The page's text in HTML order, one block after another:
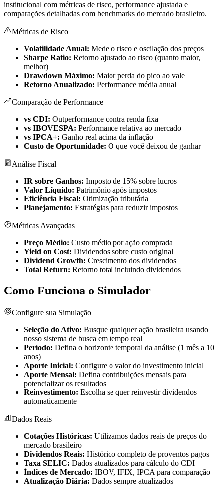
institucional com métricas de risco, performance ajustada e
comparações detalhadas com benchmarks do mercado brasileiro.
Métricas de Risco
Volatilidade Anual: Mede o risco e oscilação dos preços
Sharpe Ratio: Retorno ajustado ao risco (quanto maior,
melhor)
Drawdown Máximo: Maior perda do pico ao vale
Retorno Anualizado: Performance média anual
Comparação de Performance
vs CDI: Outperformance contra renda fixa
vs IBOVESPA: Performance relativa ao mercado
vs IPCA+: Ganho real acima da inflação
Custo de Oportunidade: O que você deixou de ganhar
Análise Fiscal
IR sobre Ganhos: Imposto de 15% sobre lucros
Valor Líquido: Patrimônio após impostos
Eficiência Fiscal: Otimização tributária
Planejamento: Estratégias para reduzir impostos
Métricas Avançadas
Preço Médio: Custo médio por ação comprada
Yield on Cost: Dividendos sobre custo original
Dividend Growth: Crescimento dos dividendos
Total Return: Retorno total incluindo dividendos
Como Funciona o Simulador
Configure sua Simulação
Seleção do Ativo: Busque qualquer ação brasileira usando
nosso sistema de busca em tempo real
Período: Defina o horizonte temporal da análise (1 mês a 10
anos)
Aporte Inicial: Configure o valor do investimento inicial
Aporte Mensal: Defina contribuições mensais para
potencializar os resultados
Reinvestimento: Escolha se quer reinvestir dividendos
automaticamente
Dados Reais
Cotações Históricas: Utilizamos dados reais de preços do
mercado brasileiro
Dividendos Reais: Histórico completo de proventos pagos
Taxa SELIC: Dados atualizados para cálculo do CDI
Índices de Mercado: IBOV, IFIX, IPCA para comparação
Atualização Diária: Dados sempre atualizados